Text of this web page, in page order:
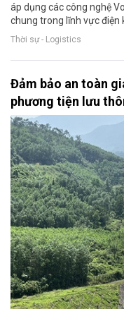
áp dụng các công nghệ
chung trong lĩnh vực điện
Thời sự - Logistics
Đảm bảo an toàn
phương tiện lưu